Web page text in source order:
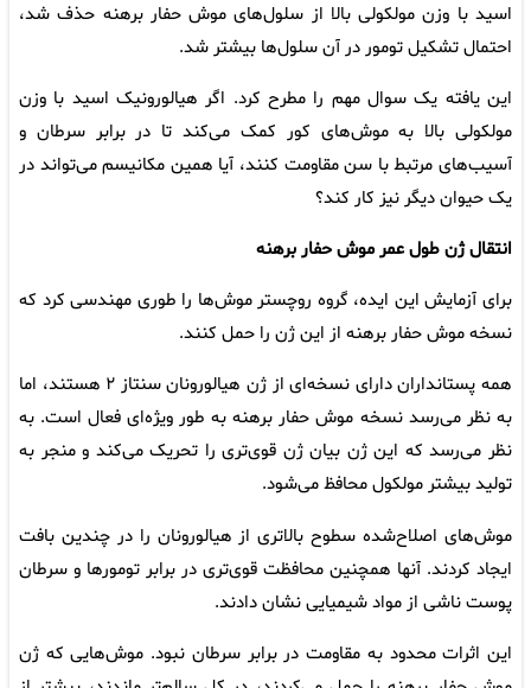
اسید با وزن مولکولی بالا از سلول‌های موش حفار برهنه حذف شد،
احتمال تشکیل تومور در آن سلول‌ها بیشتر شد.
این یافته یک سوال مهم را مطرح کرد. اگر هیالورونیک اسید با وزن
مولکولی بالا به موش‌های کور کمک می‌کند تا در برابر سرطان و
آسیب‌های مرتبط با سن مقاومت کنند، آیا همین مکانیسم می‌تواند در
یک حیوان دیگر نیز کار کند؟
انتقال ژن طول عمرموش حفار برهنه
برای آزمایش این ایده، گروه روچستر موش‌ها را طوری مهندسی کرد که
نسخه موش حفار برهنه از این ژن را حمل کنند.
همه پستانداران دارای نسخه‌ای از ژن هیالورونان سنتاز ۲ هستند، اما
به نظر می‌رسد نسخه موش حفار برهنه به طور ویژه‌ای فعال است. به
نظر می‌رسد که این ژن بیان ژن قوی‌تری را تحریک می‌کند و منجر به
تولید بیشتر مولکول محافظ می‌شود.
موش‌های اصلاح‌شده سطوح بالاتری از هیالورونان را در چندین بافت
ایجاد کردند. آنها همچنین محافظت قوی‌تری در برابر تومورها و سرطان
پوست ناشی از مواد شیمیایی نشان دادند.
این اثرات محدود به مقاومت در برابر سرطان نبود. موش‌هایی که ژن